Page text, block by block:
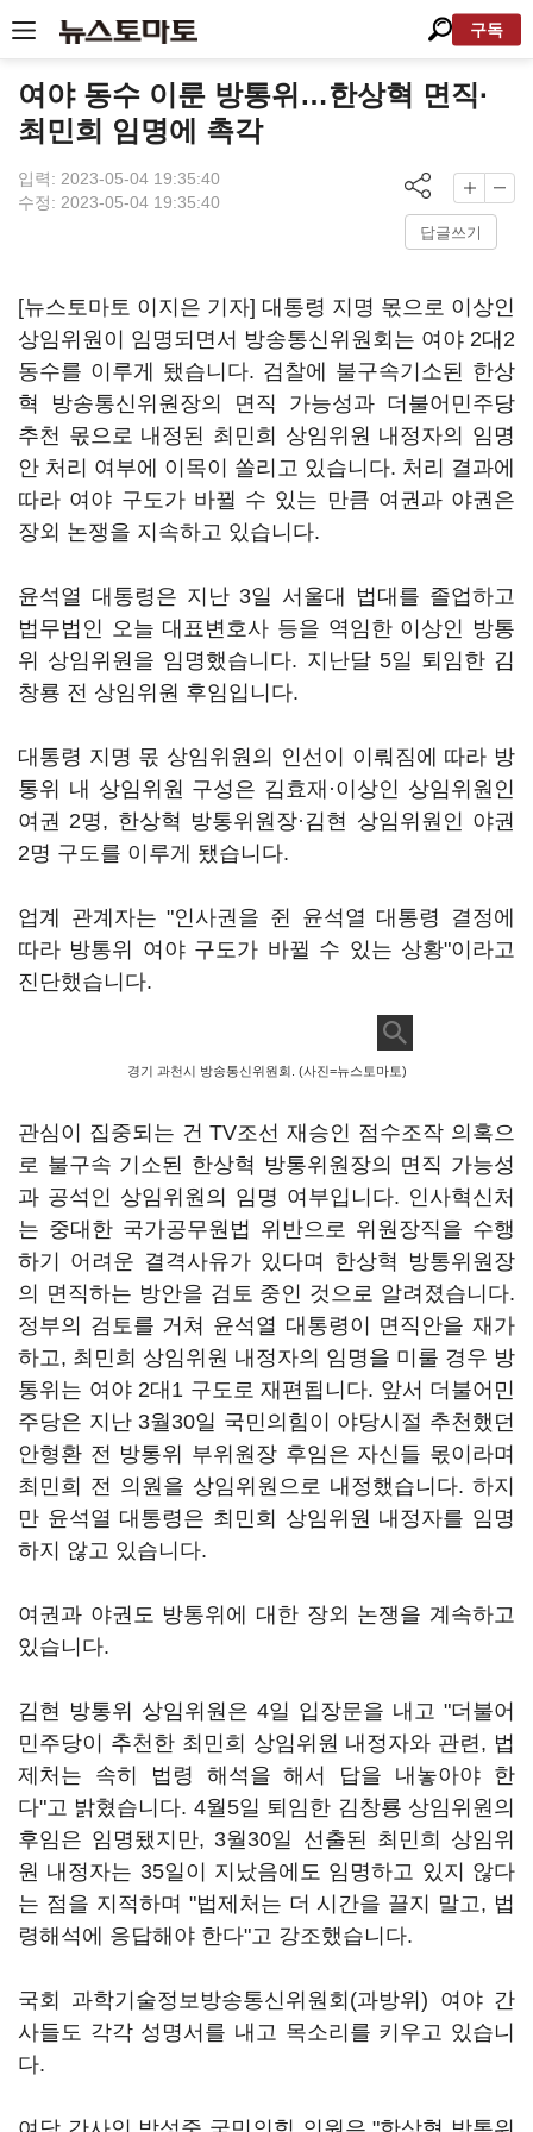
구독
여야 동수 이룬 방통위…한상혁 면직·
최민희 임명에 촉각
입력: 2023-05-04 19:35:40
수정: 2023-05-04 19:35:40
답글쓰기
[뉴스토마토 이지은 기자] 대통령 지명 몫으로 이상인
상임위원이 임명되면서 방송통신위원회는 여야 2대2
동수를 이루게 됐습니다. 검찰에 불구속기소된 한상
혁 방송통신위원장의 면직 가능성과 더불어민주당
추천 몫으로 내정된 최민희 상임위원 내정자의 임명
안 처리 여부에 이목이 쏠리고 있습니다. 처리 결과에
따라 여야 구도가 바뀔 수 있는 만큼 여권과 야권은
장외 논쟁을 지속하고 있습니다.
윤석열 대통령은 지난 3일 서울대 법대를 졸업하고
법무법인 오늘 대표변호사 등을 역임한 이상인 방통
위 상임위원을 임명했습니다. 지난달 5일 퇴임한 김
창룡 전 상임위원 후임입니다.
대통령 지명 몫 상임위원의 인선이 이뤄짐에 따라 방
통위 내 상임위원 구성은 김효재·이상인 상임위원인
여권 2명, 한상혁 방통위원장·김현 상임위원인 야권
2명 구도를 이루게 됐습니다.
업계 관계자는 "인사권을 쥔 윤석열 대통령 결정에
따라 방통위 여야 구도가 바뀔 수 있는 상황"이라고
진단했습니다.
경기 과천시 방송통신위원회. (사진=뉴스토마토)
관심이 집중되는 건 TV조선 재승인 점수조작 의혹으
로 불구속 기소된 한상혁 방통위원장의 면직 가능성
과 공석인 상임위원의 임명 여부입니다. 인사혁신처
는 중대한 국가공무원법 위반으로 위원장직을 수행
하기 어려운 결격사유가 있다며 한상혁 방통위원장
의 면직하는 방안을 검토 중인 것으로 알려졌습니다.
정부의 검토를 거쳐 윤석열 대통령이 면직안을 재가
하고, 최민희 상임위원 내정자의 임명을 미룰 경우 방
통위는 여야 2대1 구도로 재편됩니다. 앞서 더불어민
주당은 지난 3월30일 국민의힘이 야당시절 추천했던
안형환 전 방통위 부위원장 후임은 자신들 몫이라며
최민희 전 의원을 상임위원으로 내정했습니다. 하지
만 윤석열 대통령은 최민희 상임위원 내정자를 임명
하지 않고 있습니다.
여권과 야권도 방통위에 대한 장외 논쟁을 계속하고
있습니다.
김현 방통위 상임위원은 4일 입장문을 내고 "더불어
민주당이 추천한 최민희 상임위원 내정자와 관련, 법
제처는 속히 법령 해석을 해서 답을 내놓아야 한
다"고 밝혔습니다. 4월5일 퇴임한 김창룡 상임위원의
후임은 임명됐지만, 3월30일 선출된 최민희 상임위
원 내정자는 35일이 지났음에도 임명하고 있지 않다
는 점을 지적하며 "법제처는 더 시간을 끌지 말고, 법
령해석에 응답해야 한다"고 강조했습니다.
국회 과학기술정보방송통신위원회(과방위) 여야 간
사들도 각각 성명서를 내고 목소리를 키우고 있습니
다.